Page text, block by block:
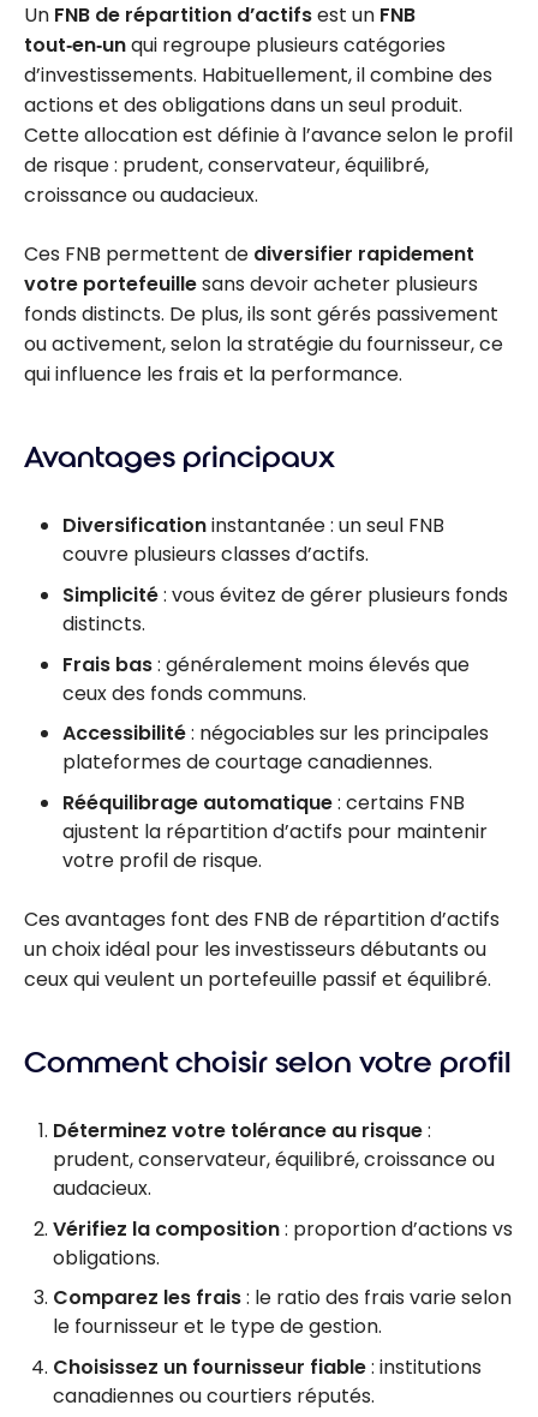
Un FNB de répartition d’actifsest un FNB
tout‑en‑unqui regroupe plusieurs catégories
d’investissements. Habituellement, il combine des
actions et des obligations dans un seul produit.
Cette allocation est définie à l’avance selon le profil
de risque : prudent, conservateur, équilibré,
croissance ou audacieux.
Ces FNB permettent de diversifier rapidement
votre portefeuillesans devoir acheter plusieurs
fonds distincts. De plus, ils sont gérés passivement
ou activement, selon la stratégie du fournisseur, ce
qui influence les frais et la performance.
Avantages principaux
Diversificationinstantanée : un seul FNB
couvre plusieurs classes d’actifs.
Simplicité: vous évitez de gérer plusieurs fonds
distincts.
Frais bas: généralement moins élevés que
ceux des fonds communs.
Accessibilité: négociables sur les principales
plateformes de courtage canadiennes.
Rééquilibrage automatique: certains FNB
ajustent la répartition d’actifs pour maintenir
votre profil de risque.
Ces avantages font des FNB de répartition d’actifs
un choix idéal pour les investisseurs débutants ou
ceux qui veulent un portefeuille passif et équilibré.
Comment choisir selon votre profil
Déterminez votre tolérance au risque:
prudent, conservateur, équilibré, croissance ou
audacieux.
Vérifiez la composition: proportion d’actions vs
obligations.
Comparez les frais: le ratio des frais varie selon
le fournisseur et le type de gestion.
Choisissez un fournisseur fiable: institutions
canadiennes ou courtiers réputés.